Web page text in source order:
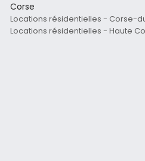
Corse
Locations résidentielles - Corse-
Locations résidentielles - Haute